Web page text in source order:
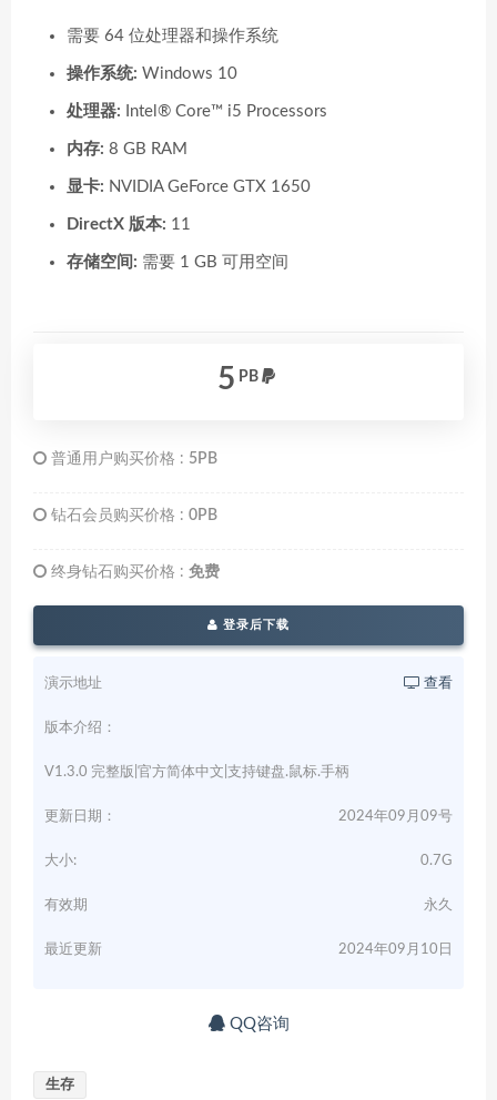
需要 64 位处理器和操作系统
操作系统: Windows 10
处理器: Intel® Core™ i5 Processors
内存: 8 GB RAM
显卡: NVIDIA GeForce GTX 1650
DirectX 版本: 11
存储空间: 需要 1 GB 可用空间
5 PB
普通用户购买价格 : 5PB
钻石会员购买价格 : 0PB
终身钻石购买价格 : 免费
登录后下载
演示地址 查看
版本介绍：
V1.3.0 完整版|官方简体中文|支持键盘.鼠标.手柄
更新日期： 2024年09月09号
大小: 0.7G
有效期 永久
最近更新 2024年09月10日
QQ咨询
生存